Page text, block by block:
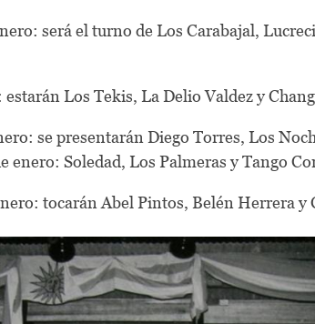
será el turno de Los Carabajal,
estarán Los Tekis, La Delio Valdez y
se presentarán Diego Torres, Los
enero: Soledad, Los Palmeras y Tango
tocarán Abel Pintos, Belén Herrera y